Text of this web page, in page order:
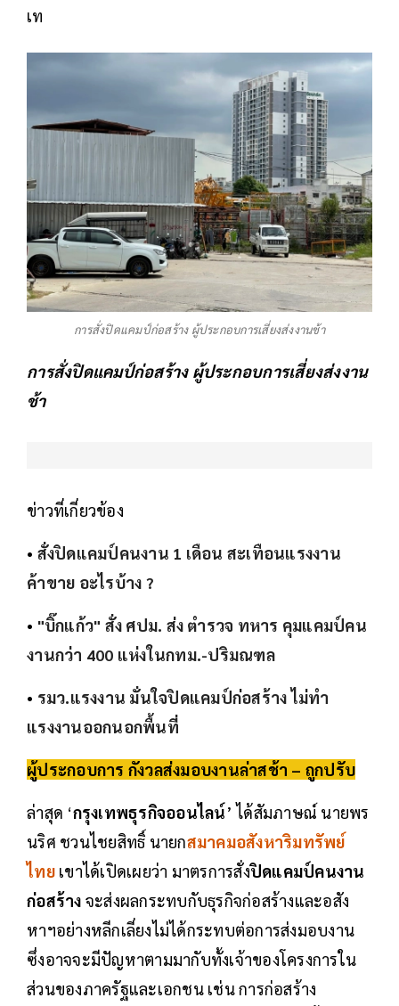
เท
การสั่งปิดแคมป์ก่อสร้าง ผู้ประกอบการเสี่ยงส่งงานช้า
การสั่งปิดแคมป์ก่อสร้าง ผู้ประกอบการเสี่ยงส่งงาน
ช้า
ข่าวที่เกี่ยวข้อง
• สั่งปิดแคมป์คนงาน 1 เดือน สะเทือนแรงงาน
ค้าขาย อะไรบ้าง ?
• "บิ๊กแก้ว" สั่ง ศปม. ส่ง ตำรวจ ทหาร คุมแคมป์คน
งานกว่า 400 แห่งในกทม.-ปริมณฑล
• รมว.แรงงาน มั่นใจปิดแคมป์ก่อสร้าง ไม่ทำ
แรงงานออกนอกพื้นที่
ผู้ประกอบการ กังวลส่งมอบงานล่าสช้า – ถูกปรับ
ล่าสุด ‘กรุงเทพธุรกิจออนไลน์’ ได้สัมภาษณ์ นายพร
นริศ ชวนไชยสิทธิ์ นายกสมาคมอสังหาริมทรัพย์
ไทยเขาได้เปิดเผยว่า มาตรการสั่งปิดแคมป์คนงาน
ก่อสร้าง จะส่งผลกระทบกับธุรกิจก่อสร้างและอสัง
หาฯอย่างหลีกเลี่ยงไม่ได้กระทบต่อการส่งมอบงาน
ซึ่งอาจจะมีปัญหาตามมากับทั้งเจ้าของโครงการใน
ส่วนของภาครัฐและเอกชน เช่น การก่อสร้าง